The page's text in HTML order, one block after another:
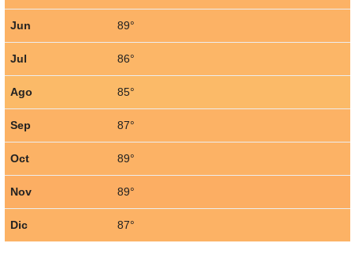
Jun 89°
Jul 86°
Ago 85°
Sep 87°
Oct 89°
Nov 89°
Dic 87°